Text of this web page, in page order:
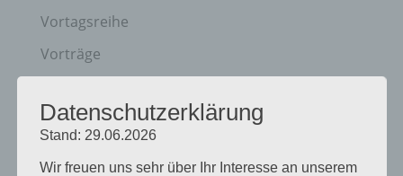
Vortagsreihe
Vorträge
Archiv
Juni 2026
März 2026
Datenschutzerklärung
Stand: 29.06.2026
Wir freuen uns sehr über Ihr Interesse an unserem